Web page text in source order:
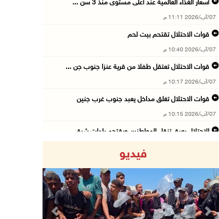
أسعار الغذاء العالمية عند أعلى مستوى منذ 3 سن ...
07/آب/2026 11:11 م
قوات الاحتلال تقتحم بيت لحم
07/آب/2026 10:40 م
قوات الاحتلال تعتقل طفلا من قرية عنزا جنوب جن ...
07/آب/2026 10:17 م
قوات الاحتلال تغلق مداخل يعبد جنوب غرب جنين
07/آب/2026 10:15 م
الاحتلال يعيق تنقل المواطنين ويقتحم بلدات شرق ...
07/آب/2026 08:48 م
نادي الأسير: تجديد أمرَ منع زيارات الأسرى إجر ...
07/آب/2026 08:24 م
فيديو
Previous Next